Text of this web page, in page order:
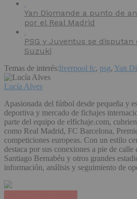
Yan Diomande a punto de
por el Real Madrid
PSG y Juventus se
Suzuki
Temas de interés:liverpool fc, psg, Yan
Lucía Alves
Apasionada del fútbol desde pequeña y
deportiva y mercado de fichajes
parte del equipo de elfichaje.com,
como Real Madrid, FC Barcelona,
competiciones europeas. Con un estilo
destaca por sus conexiones a pie de calle
Santiago Bernabéu y otros grandes
información, análisis y seguimiento de